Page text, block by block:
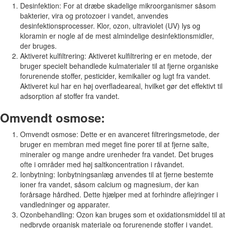
Desinfektion: For at dræbe skadelige mikroorganismer såsom
bakterier, vira og protozoer i vandet, anvendes
desinfektionsprocesser. Klor, ozon, ultraviolet (UV) lys og
kloramin er nogle af de mest almindelige desinfektionsmidler,
der bruges.
Aktiveret kulfiltrering: Aktiveret kulfiltrering er en metode, der
bruger specielt behandlede kulmaterialer til at fjerne organiske
forurenende stoffer, pesticider, kemikalier og lugt fra vandet.
Aktiveret kul har en høj overfladeareal, hvilket gør det effektivt til
adsorption af stoffer fra vandet.
Omvendt osmose:
Omvendt osmose: Dette er en avanceret filtreringsmetode, der
bruger en membran med meget fine porer til at fjerne salte,
mineraler og mange andre urenheder fra vandet. Det bruges
ofte i områder med høj saltkoncentration i råvandet.
Ionbytning: Ionbytningsanlæg anvendes til at fjerne bestemte
ioner fra vandet, såsom calcium og magnesium, der kan
forårsage hårdhed. Dette hjælper med at forhindre aflejringer i
vandledninger og apparater.
Ozonbehandling: Ozon kan bruges som et oxidationsmiddel til at
nedbryde organisk materiale og forurenende stoffer i vandet.